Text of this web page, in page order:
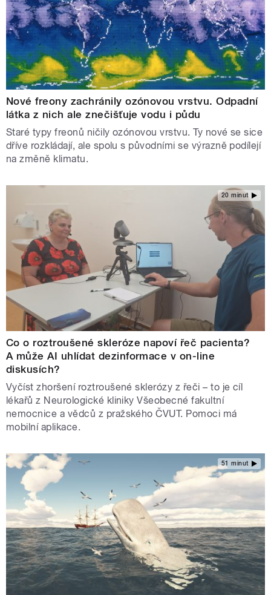
Nové freony zachránily ozónovou vrstvu. Odpadní
látka z nich ale znečišťuje vodu i půdu
Staré typy freonů ničily ozónovou vrstvu. Ty nové se sice
dříve rozkládají, ale spolu s původními se výrazně podílejí
na změně klimatu.
20 minut
Co o roztroušené skleróze napoví řeč pacienta?
A může AI uhlídat dezinformace v on-line
diskusích?
Vyčíst zhoršení roztroušené sklerózy z řeči – to je cíl
lékařů z Neurologické kliniky Všeobecné fakultní
nemocnice a vědců z pražského ČVUT. Pomoci má
mobilní aplikace.
51 minut